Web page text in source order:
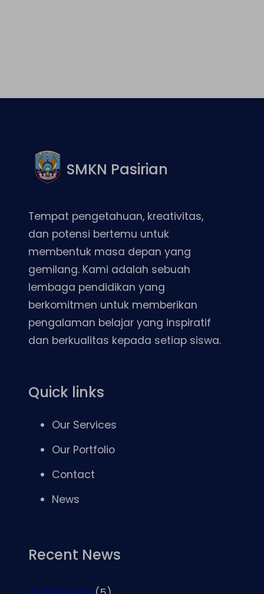
SMKN Pasirian
Tempat pengetahuan, kreativitas,
dan potensi bertemu untuk
membentuk masa depan yang
gemilang. Kami adalah sebuah
lembaga pendidikan yang
berkomitmen untuk memberikan
pengalaman belajar yang inspiratif
dan berkualitas kepada setiap siswa.
Quick links
Our Services
Our Portfolio
Contact
News
Recent News